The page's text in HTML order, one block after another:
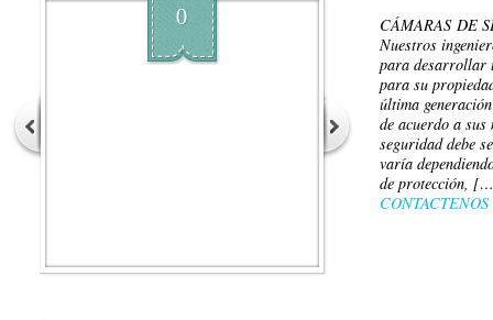
0
CÁMARAS DE
Nuestros
para desarrollar
para su
última
de acuerdo a sus
seguridad debe
varía
de protección,
CONTACTENOS